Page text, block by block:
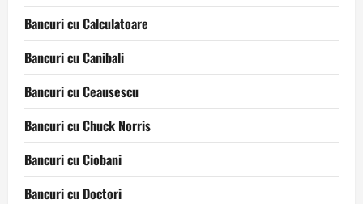
Bancuri cu Calculatoare
Bancuri cu Canibali
Bancuri cu Ceausescu
Bancuri cu Chuck Norris
Bancuri cu Ciobani
Bancuri cu Doctori